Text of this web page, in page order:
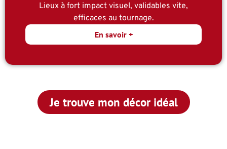
Lieux à fort impact visuel, validables vite,
efficaces au tournage.
En savoir +
Je trouve mon décor idéal